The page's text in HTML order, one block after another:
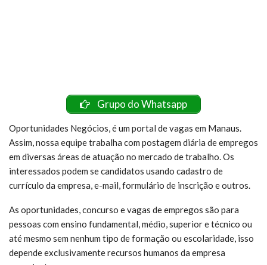
Grupo do Whatsapp
Oportunidades Negócios, é um portal de vagas em Manaus.
Assim, nossa equipe trabalha com postagem diária de empregos
em diversas áreas de atuação no mercado de trabalho. Os
interessados podem se candidatos usando cadastro de
currículo da empresa, e-mail, formulário de inscrição e outros.
As oportunidades, concurso e vagas de empregos são para
pessoas com ensino fundamental, médio, superior e técnico ou
até mesmo sem nenhum tipo de formação ou escolaridade, isso
depende exclusivamente recursos humanos da empresa